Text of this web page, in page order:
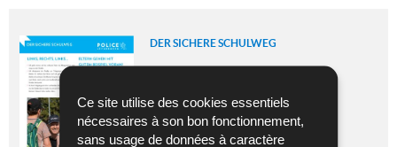
Ce site utilise des cookies essentiels
nécessaires à son bon fonctionnement,
sans usage de données à caractère
DER SICHERE SCHULWEG
TÉLÉCHARGER